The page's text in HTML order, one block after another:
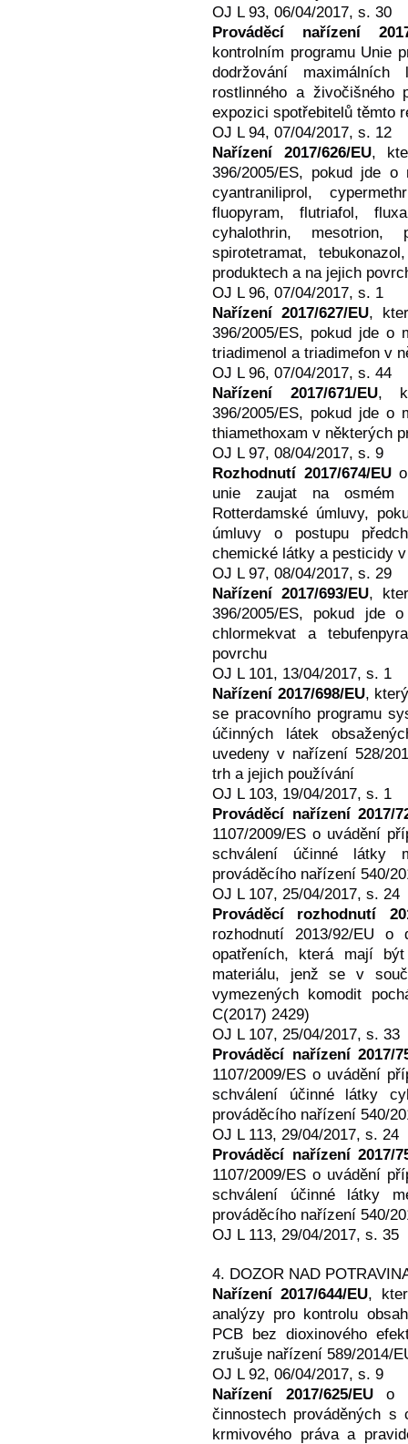
OJ L 93, 06/04/2017, s. 30
Prováděcí nařízení
kontrolním programu Unie
dodržování
rostlinného a živočišného
expozici spotřebitelů těmto
OJ L 94, 07/04/2017, s. 12
Nařízení 2017/626/EU,
396/2005/ES, pokud jde
cyantraniliprol,
fluopyram, flutriafol,
cyhalothrin, mesotrion,
spirotetramat,
produktech a na jejich
OJ L 96, 07/04/2017, s. 1
Nařízení 2017/627/EU,
396/2005/ES, pokud jde o
triadimenol a triadimefon v
OJ L 96, 07/04/2017, s. 44
Nařízení 2017/671/EU,
396/2005/ES, pokud jde o
thiamethoxam v některých
OJ L 97, 08/04/2017, s. 9
Rozhodnutí 2017/674/EUo
unie zaujat na osmém
Rotterdamské úmluvy,
úmluvy o postupu
chemické látky a pesticidy
OJ L 97, 08/04/2017, s. 29
Nařízení 2017/693/EU,
396/2005/ES, pokud jde
chlormekvat a
povrchu
OJ L 101, 13/04/2017, s. 1
Nařízení 2017/698/EU,
se pracovního programu
účinných látek
uvedeny v nařízení 528/
trh a jejich používání
OJ L 103, 19/04/2017, s. 1
Prováděcí nařízení 2017/
1107/2009/ES o uvádění
schválení účinné látky
prováděcího nařízení 540/
OJ L 107, 25/04/2017, s. 24
Prováděcí rozhodnutí
rozhodnutí 2013/92/EU o
opatřeních, která mají
materiálu, jenž se v
vymezených komodit
C(2017) 2429)
OJ L 107, 25/04/2017, s. 33
Prováděcí nařízení 2017/
1107/2009/ES o uvádění
schválení účinné látky
prováděcího nařízení 540/
OJ L 113, 29/04/2017, s. 24
Prováděcí nařízení 2017/
1107/2009/ES o uvádění
schválení účinné látky
prováděcího nařízení 540/
OJ L 113, 29/04/2017, s. 35
4. DOZOR NAD
Nařízení 2017/644/EU,
analýzy pro kontrolu
PCB bez dioxinového
zrušuje nařízení 589/2014/
OJ L 92, 06/04/2017, s. 9
Nařízení 2017/625/EUo
činnostech prováděných s
krmivového práva a